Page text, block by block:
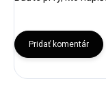
Pridať komentár